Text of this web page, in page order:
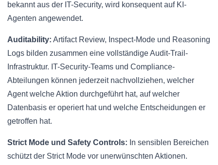
bekannt aus der IT-Security, wird konsequent auf KI-
Agenten angewendet.
Auditability: Artifact Review, Inspect-Mode und Reasoning
Logs bilden zusammen eine vollständige Audit-Trail-
Infrastruktur. IT-Security-Teams und Compliance-
Abteilungen können jederzeit nachvollziehen, welcher
Agent welche Aktion durchgeführt hat, auf welcher
Datenbasis er operiert hat und welche Entscheidungen er
getroffen hat.
Strict Mode und Safety Controls: In sensiblen Bereichen
schützt der Strict Mode vor unerwünschten Aktionen.